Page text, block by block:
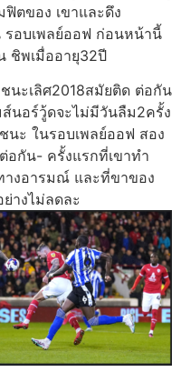
ตของ เขาและดึง
รอบเพลย์ออฟ ก่อนหน้านี้
ชิพเมื่ออายุ32ปี
นะเลิศ2018สมัยติด ต่อกัน
นอร์วู้ดจะไม่มีวันลืม2ครั้ง
นะ ในรอบเพลย์ออฟ สอง
อกัน- ครั้งแรกที่เขาทํา
งอารมณ์ และที่ขาของ
างไม่ลดละ